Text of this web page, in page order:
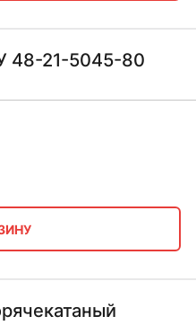
48-21-5045-80